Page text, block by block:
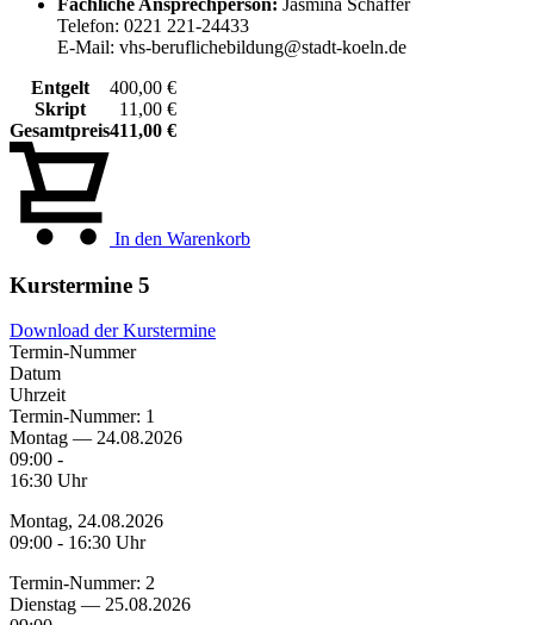
Fachliche Ansprechperson: Jasmina Schäffer
Telefon: 0221 221-24433
E-Mail: vhs-beruflichebildung@stadt-koeln.de
Entgelt
400,00 €
Skript
11,00 €
Gesamtpreis411,00 €
In den Warenkorb
Kurstermine 5
Download der Kurstermine
Termin-Nummer
Datum
Uhrzeit
Termin-Nummer: 1
Montag — 24.08.2026
09:00 -
16:30 Uhr
Montag, 24.08.2026
09:00 - 16:30 Uhr
Termin-Nummer: 2
Dienstag — 25.08.2026